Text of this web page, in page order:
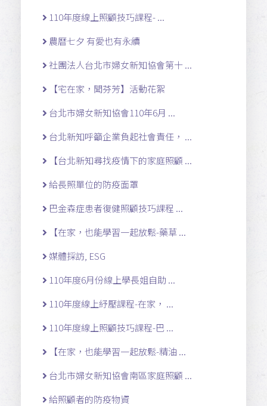
110年度線上照顧技巧課程- ...
農曆七夕 有愛也有永續
社團法人台北市婦女新知協會第十 ...
【宅在家，聞芬芳】活動花絮
台北市婦女新知協會110年6月 ...
台北新知呼籲企業負起社會責任， ...
【台北新知尋找疫情下的家庭照顧 ...
給長照單位的防疫面罩
巴金森症患者復健照顧技巧課程 ...
【在家，也能學習一起放鬆-藥草 ...
媒體採訪, ESG
110年度6月份線上學長姐自助 ...
110年度線上紓壓課程-在家， ...
110年度線上照顧技巧課程-巴 ...
【在家，也能學習一起放鬆-精油 ...
台北市婦女新知協會南區家庭照顧 ...
給照顧者的防疫物資